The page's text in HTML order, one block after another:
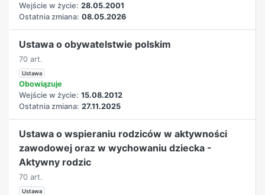
Wejście w życie: 28.05.2001
Ostatnia zmiana: 08.05.2026
Ustawa o obywatelstwie polskim
70 art.
Ustawa
Obowiązuje
Wejście w życie: 15.08.2012
Ostatnia zmiana: 27.11.2025
Ustawa o wspieraniu rodziców w aktywności
zawodowej oraz w wychowaniu dziecka -
Aktywny rodzic
70 art.
Ustawa